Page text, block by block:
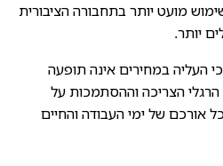
מועט יותר בתחבורה הציבורית
יותר.
העליה במחירים אינה תופעה
הצריכה וההסתמכות על
אורכם של ימי העבודה והחיים